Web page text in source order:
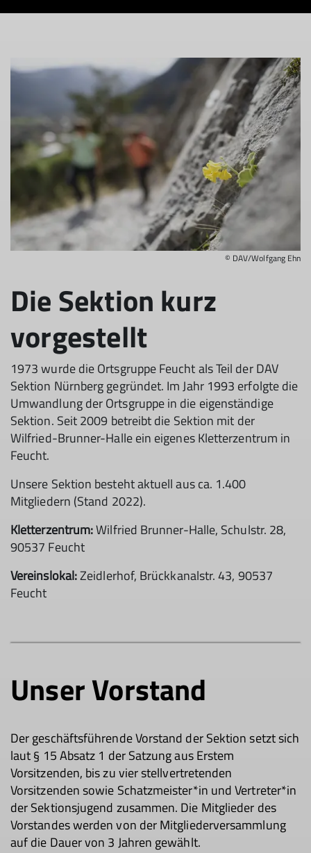
© DAV/Wolfgang Ehn
Die Sektion kurz
vorgestellt
1973 wurde die Ortsgruppe Feucht als Teil der DAV
Sektion Nürnberg gegründet. Im Jahr 1993 erfolgte die
Umwandlung der Ortsgruppe in die eigenständige
Sektion. Seit 2009 betreibt die Sektion mit der
Wilfried-Brunner-Halle ein eigenes Kletterzentrum in
Feucht.
Unsere Sektion besteht aktuell aus ca. 1.400
Mitgliedern (Stand 2022).
Kletterzentrum:Wilfried Brunner-Halle, Schulstr. 28,
90537 Feucht
Vereinslokal:Zeidlerhof, Brückkanalstr. 43, 90537
Feucht
Unser Vorstand
Der geschäftsführende Vorstand der Sektion setzt sich
laut § 15 Absatz 1 der Satzung aus Erstem
Vorsitzenden, bis zu vier stellvertretenden
Vorsitzenden sowie Schatzmeister*in und Vertreter*in
der Sektionsjugend zusammen. Die Mitglieder des
Vorstandes werden von der Mitgliederversammlung
auf die Dauer von 3 Jahren gewählt.